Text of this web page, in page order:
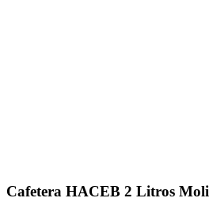
Cafetera HACEB 2 Litros